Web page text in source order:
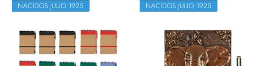
NACIDOS JULIO 1925 NACIDOS JULIO 1925